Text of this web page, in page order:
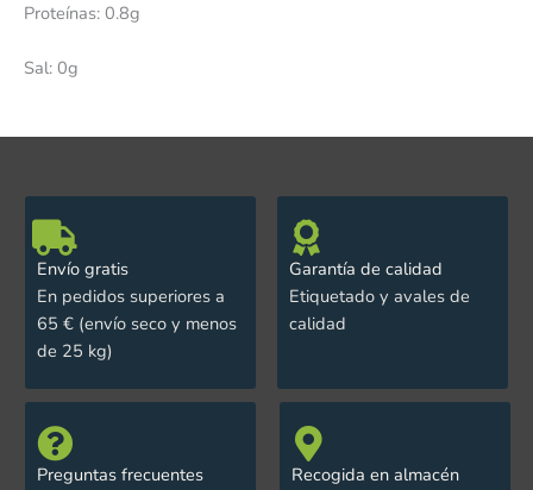
Proteínas: 0.8g
Sal: 0g
Envío gratis
En pedidos superiores a
65 € (envío seco y menos
de 25 kg)
Garantía de calidad
Etiquetado y avales de
calidad
Preguntas frecuentes
Recogida en almacén